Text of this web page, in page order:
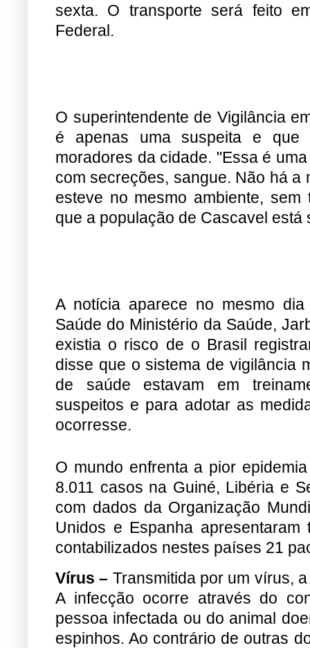
sexta. O transporte será feito
Federal.
O superintendente de Vigilância
é apenas uma suspeita e
moradores da cidade. "Essa é
com secreções, sangue. Não há
esteve no mesmo ambiente,
que a população de Cascavel
A notícia aparece no mesmo
Saúde do Ministério da Saúde,
existia o risco de o Brasil
disse que o sistema de vigilância
de saúde estavam em
suspeitos e para adotar as
ocorresse.
O mundo enfrenta a pior
8.011 casos na Guiné, Libéria e
com dados da Organização
Unidos e Espanha apresentaram
contabilizados nestes países 21
Vírus – Transmitida por um vírus,
A infecção ocorre através do
pessoa infectada ou do animal
espinhos. Ao contrário de outras